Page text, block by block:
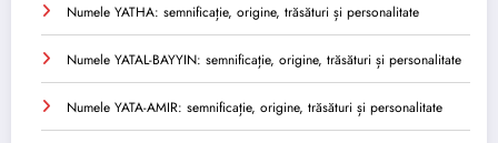
Numele YATHA: semnificație, origine, trăsături și personalitate
Numele YATAL-BAYYIN: semnificație, origine, trăsături și personalitate
Numele YATA-AMIR: semnificație, origine, trăsături și personalitate